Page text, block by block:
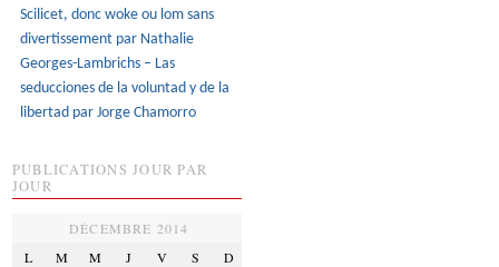
Scilicet, donc woke ou lom sans
divertissement par Nathalie
Georges-Lambrichs – Las
seducciones de la voluntad y de la
libertad par Jorge Chamorro
PUBLICATIONS JOUR PAR
JOUR
DÉCEMBRE 2014
L
M M J V S D